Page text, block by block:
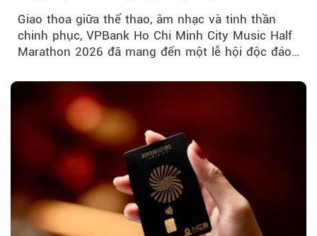
Giao thoa giữa thể thao, âm nhạc và tinh thần
chinh phục, VPBank Ho Chi Minh City Music Half
Marathon 2026 đã mang đến một lễ hội độc đáo